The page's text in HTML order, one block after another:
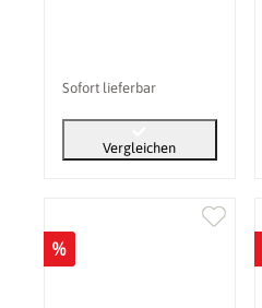
Sofort lieferbar
Vergleichen
%